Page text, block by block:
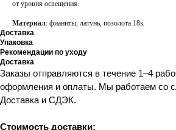
от уровня освещения.
Материал: фианиты, латунь, позолота 18к
Доставка
Упаковка
Рекомендации по уходу
Доставка
Заказы отправляются в течение 1–4
оформления и оплаты. Мы работаем со
Доставка и СДЭК.
Стоимость доставки: